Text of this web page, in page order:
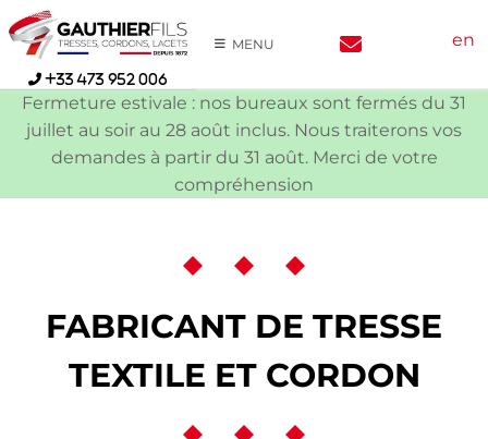
Skip
to
content
+33 473 952 006
MENU en
Fermeture estivale : nos bureaux sont fermés du 31
juillet au soir au 28 août inclus. Nous traiterons vos
demandes à partir du 31 août. Merci de votre
compréhension
FABRICANT DE TRESSE
TEXTILE ET CORDON